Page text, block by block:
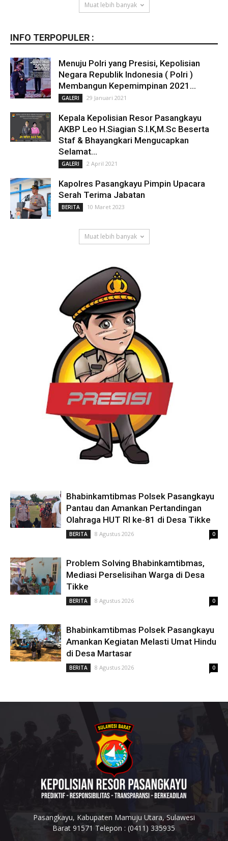
Muat lebih banyak
INFO TERPOPULER :
Menuju Polri yang Presisi, Kepolisian
Negara Republik Indonesia ( Polri )
Membangun Kepemimpinan 2021...
GALERI 29 Januari 2021
Kepala Kepolisian Resor Pasangkayu
AKBP Leo H.Siagian S.I.K,M.Sc Beserta
Staf & Bhayangkari Mengucapkan
Selamat...
GALERI 2 April 2021
Kapolres Pasangkayu Pimpin Upacara
Serah Terima Jabatan
BERITA 10 Maret 2023
Muat lebih banyak
Bhabinkamtibmas Polsek Pasangkayu
Pantau dan Amankan Pertandingan
Olahraga HUT RI ke-81 di Desa Tikke
BERITA 8 Agustus 2026 0
Problem Solving Bhabinkamtibmas,
Mediasi Perselisihan Warga di Desa
Tikke
BERITA 8 Agustus 2026 0
Bhabinkamtibmas Polsek Pasangkayu
Amankan Kegiatan Melasti Umat Hindu
di Desa Martasar
BERITA 8 Agustus 2026 0
Pasangkayu, Kabupaten Mamuju Utara, Sulawesi
Barat 91571 Telepon : (0411) 335935